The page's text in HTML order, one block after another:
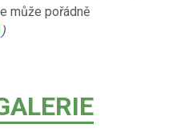
může pořádně
)